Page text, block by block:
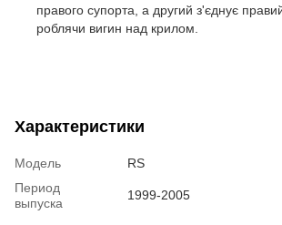
правого супорта, а другий з'єднує
роблячи вигин над крилом.
Характеристики
Модель
RS
Период
выпуска
1999-2005